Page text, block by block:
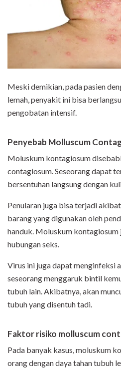
Meski demikian, pada pasien
lemah, penyakit ini bisa
pengobatan intensif.
Penyebab Molluscum
Moluskum kontagiosum
contagiosum. Seseorang dapat
bersentuhan langsung dengan
Penularan juga bisa terjadi
barang yang digunakan oleh
handuk. Moluskum kontagiosum
hubungan seks.
Virus ini juga dapat menginfeksi
seseorang menggaruk bintil
tubuh lain. Akibatnya, akan
tubuh yang disentuh tadi.
Faktor risiko molluscum
Pada banyak kasus, moluskum
orang dengan daya tahan tubuh